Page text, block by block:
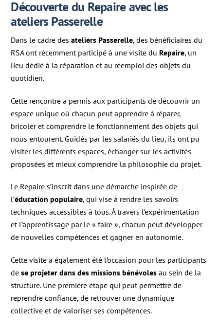
Découverte du Repaire avec les
ateliers Passerelle
Dans le cadre desateliers Passerelle, des bénéficiaires du
RSA ont récemment participé à une visite du Repaire, un
lieu dédié à la réparation et au réemploi des objets du
quotidien.
Cette rencontre a permis aux participants de découvrir un
espace unique où chacun peut apprendre à réparer,
bricoler et comprendre le fonctionnement des objets qui
nous entourent. Guidés par les salariés du lieu, ils ont pu
visiter les différents espaces, échanger sur les activités
proposées et mieux comprendre la philosophie du projet.
Le Repaire s’inscrit dans une démarche inspirée de
l’éducation populaire, qui vise à rendre les savoirs
techniques accessibles à tous. À travers l’expérimentation
et l’apprentissage par le « faire », chacun peut développer
de nouvelles compétences et gagner en autonomie.
Cette visite a également été l’occasion pour les participants
dese projeter dans des missions bénévoles au sein de la
structure. Une première étape qui peut permettre de
reprendre confiance, de retrouver une dynamique
collective et de valoriser ses compétences.